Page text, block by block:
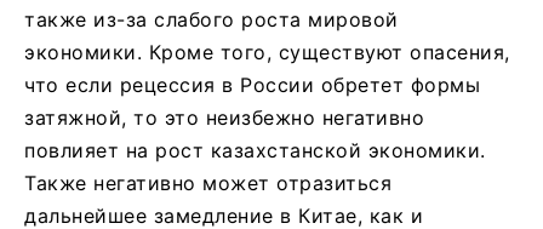
также из-за слабого роста мировой
экономики. Кроме того, существуют опасения,
что если рецессия в России обретет формы
затяжной, то это неизбежно негативно
повлияет на рост казахстанской экономики.
Также негативно может отразиться
дальнейшее замедление в Китае, как и